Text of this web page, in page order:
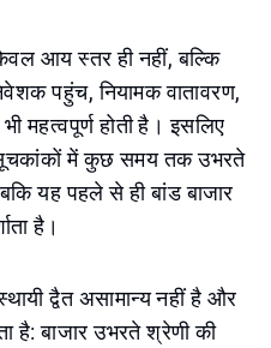
आय स्तर ही नहीं, बल्कि
पहुंच, नियामक वातावरण,
महत्वपूर्ण होती है। इसलिए
में कुछ समय तक उभरते
यह पहले से ही बांड बाजार
है।
द्वैत असामान्य नहीं है और
है: बाजार उभरते श्रेणी की